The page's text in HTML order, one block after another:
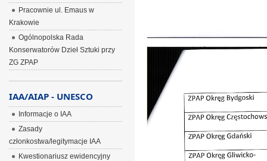
Pracownie ul. Emaus w
Krakowie
Ogólnopolska Rada
Konserwatorów Dzieł Sztuki przy
ZG ZPAP
IAA/AIAP - UNESCO
Informacje o IAA
Zasady
członkostwa/legitymacje IAA
Kwestionariusz ewidencyjny